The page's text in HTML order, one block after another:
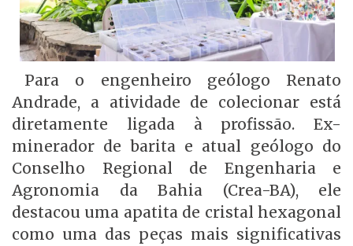
Para o engenheiro geólogo Renato
Andrade, a atividade de colecionar está
diretamente ligada à profissão. Ex-
minerador de barita e atual geólogo do
Conselho Regional de Engenharia e
Agronomia da Bahia (Crea-BA), ele
destacou uma apatita de cristal hexagonal
como uma das peças mais significativas